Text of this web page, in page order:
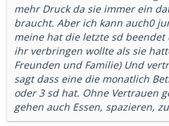
mehr Druck da sie immer ein
braucht. Aber ich kann auch0
meine hat die letzte sd
ihr verbringen wollte als sie
Freunden und Familie) Und
sagt dass eine die monatlich
oder 3 sd hat. Ohne Vertrauen
gehen auch Essen, spazieren,